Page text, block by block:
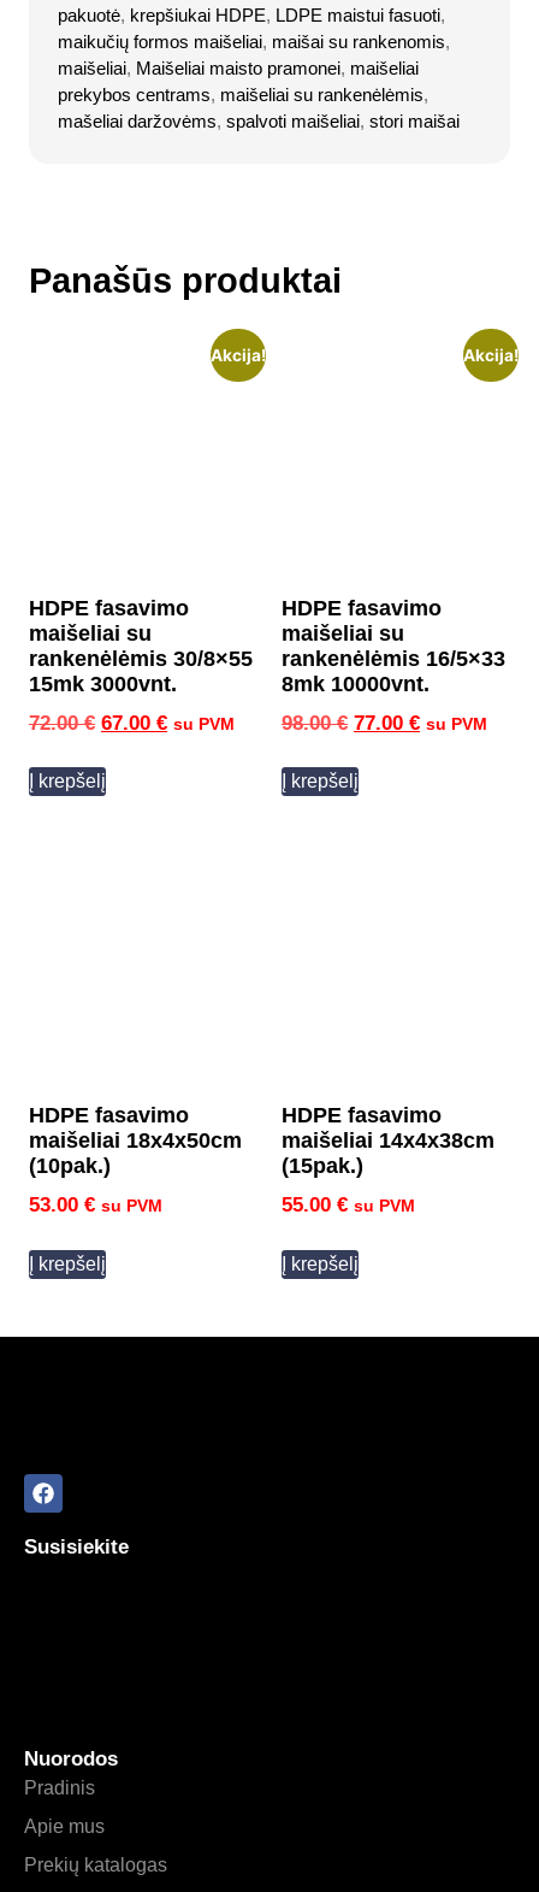
pakuotė, krepšiukai HDPE, LDPE maistui fasuoti,
maikučių formos maišeliai, maišai su rankenomis,
maišeliai, Maišeliai maisto pramonei, maišeliai
prekybos centrams, maišeliai su rankenėlėmis,
mašeliai daržovėms, spalvoti maišeliai, stori maišai
Panašūs produktai
Akcija!
HDPE fasavimo
maišeliai su
rankenėlėmis 30/8×55
15mk 3000vnt.
72.00€ 67.00 € su PVM
Į krepšelį
Akcija!
HDPE fasavimo
maišeliai su
rankenėlėmis 16/5×33
8mk 10000vnt.
98.00€ 77.00 € su PVM
Į krepšelį
HDPE fasavimo
maišeliai 18x4x50cm
(10pak.)
53.00 € su PVM
Į krepšelį
HDPE fasavimo
maišeliai 14x4x38cm
(15pak.)
55.00 € su PVM
Į krepšelį
Susisiekite
Nuorodos
Pradinis
Apie mus
Prekių katalogas